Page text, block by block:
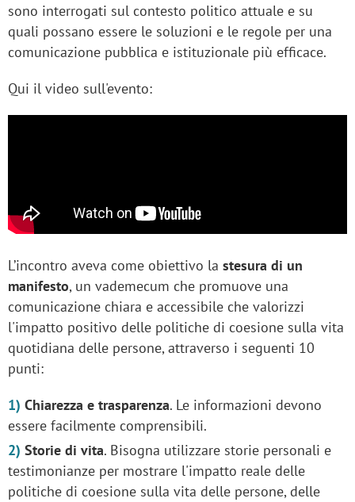
sono interrogati sul contesto politico attuale e su
quali possano essere le soluzioni e le regole per una
comunicazione pubblica e istituzionale più efficace.
Qui il video sull'evento:
L’incontro aveva come obiettivo la stesura di un
manifesto, un vademecum che promuove una
comunicazione chiara e accessibile che valorizzi
l'impatto positivo delle politiche di coesione sulla vita
quotidiana delle persone, attraverso i seguenti 10
punti:
Chiarezza e trasparenza. Le informazioni devono
essere facilmente comprensibili.
Storie di vita. Bisogna utilizzare storie personali e
testimonianze per mostrare l'impatto reale delle
politiche di coesione sulla vita delle persone, delle